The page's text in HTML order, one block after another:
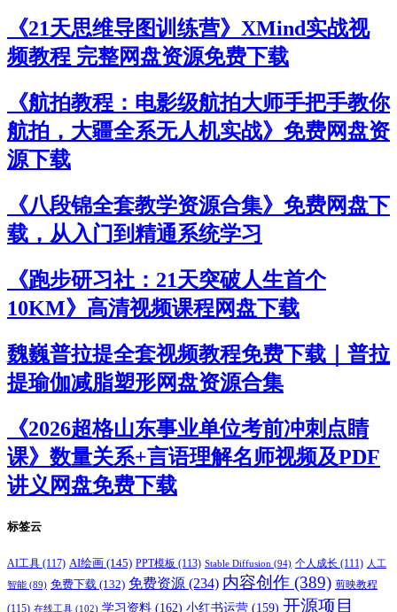
《21天思维导图训练营》XMind实战视
频教程 完整网盘资源免费下载
《航拍教程：电影级航拍大师手把手教你
航拍，大疆全系无人机实战》免费网盘资
源下载
《八段锦全套教学资源合集》免费网盘下
载，从入门到精通系统学习
《跑步研习社：21天突破人生首个
10KM》高清视频课程网盘下载
魏巍普拉提全套视频教程免费下载｜普拉
提瑜伽减脂塑形网盘资源合集
《2026超格山东事业单位考前冲刺点睛
课》数量关系+言语理解名师视频及PDF
讲义网盘免费下载
标签云
AI工具 (117) AI绘画 (145) PPT模板 (113) Stable Diffusion (94) 个人成长 (111) 人工
智能 (89) 免费下载 (132) 免费资源 (234) 内容创作 (389) 剪映教程
(115) 在线工具 (102) 学习资料 (162) 小红书运营 (159) 开源项目